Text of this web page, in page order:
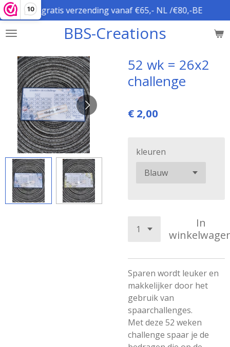
10
Ga
direct
naar
hoofdinhoud
BBS-Creations
gratis verzending vanaf €65,- NL /€80,-BE
52 wk = 26x2
challenge
€ 2,00
kleuren
In
Sparen wordt leuker en
makkelijker door het
gebruik van
spaarchallenges.
Met deze 52 weken
challenge spaar je de